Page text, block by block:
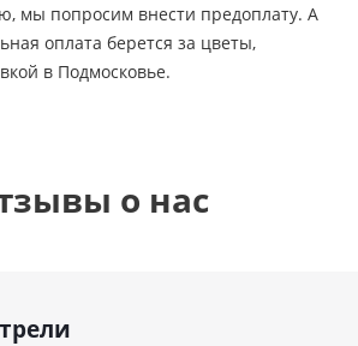
мы попросим внести предоплату. А
оплата берется за цветы,
в Подмосковье.
о нас